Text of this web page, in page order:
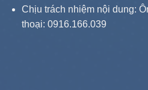
Chịu trách nhiệm nội dung:
thoại: 0916.166.039